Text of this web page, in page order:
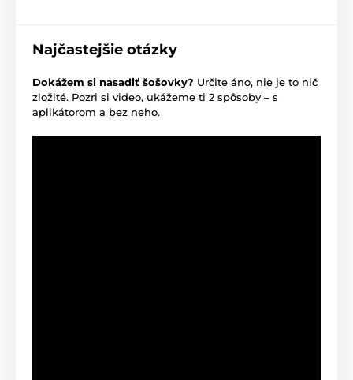
Najčastejšie otázky
Dokážem si nasadiť šošovky? Určite áno, nie je to nič
zložité. Pozri si video, ukážeme ti 2 spôsoby – s
aplikátorom a bez neho.